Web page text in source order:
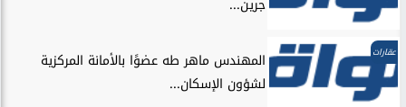
جرين...
عقارات
المهندس ماهر طه عضوًا بالأمانة المركزية
لشؤون الإسكان...